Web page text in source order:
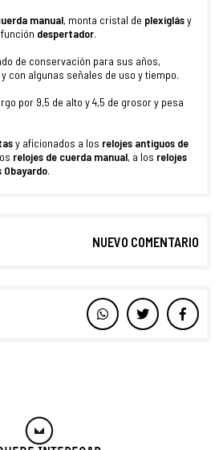
manual, monta cristal de plexiglásy
despertador.
de conservación para sus años,
con algunas señales de uso y tiempo.
por 9,5 de alto y 4,5 de grosor y pesa
y aficionados a los relojes antiguos de
relojes de cuerda manual, a los relojes
Obayardo.
NUEVO COMENTARIO